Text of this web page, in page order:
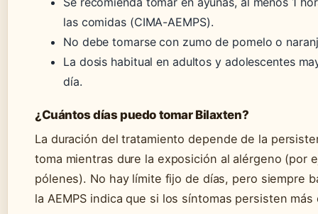
las comidas (CIMA-AEMPS).
No debe tomarse con zumo de pomelo o
La dosis habitual en adultos y adolescentes
día.
¿Cuántos días puedo tomar Bilaxten?
La duración del tratamiento depende de la
toma mientras dure la exposición al alérgeno (por
pólenes). No hay límite fijo de días, pero siempre
la AEMPS indica que si los síntomas persisten